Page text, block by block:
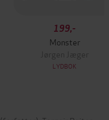
199,-
Monster
Jørgen Jæger
LYDBOK